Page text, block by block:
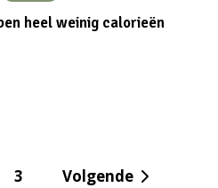
heel weinig calorieën
3 Volgende